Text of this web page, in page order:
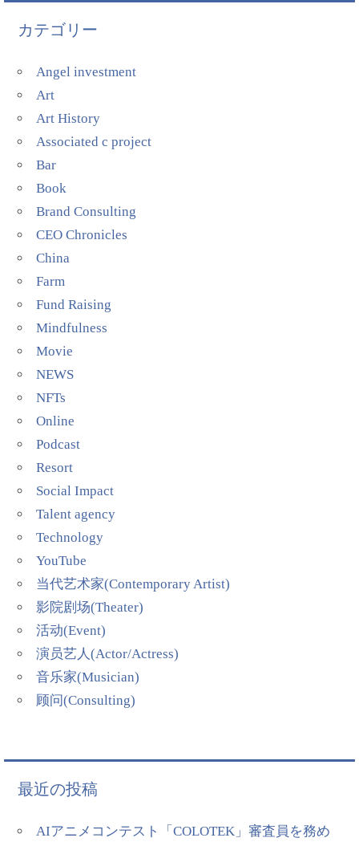
カテゴリー
Angel investment
Art
Art History
Associated c project
Bar
Book
Brand Consulting
CEO Chronicles
China
Farm
Fund Raising
Mindfulness
Movie
NEWS
NFTs
Online
Podcast
Resort
Social Impact
Talent agency
Technology
YouTube
当代艺术家(Contemporary Artist)
影院剧场(Theater)
活动(Event)
演员艺人(Actor/Actress)
音乐家(Musician)
顾问(Consulting)
最近の投稿
AIアニメコンテスト「COLOTEK」審査員を務め